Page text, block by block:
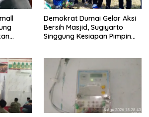
Demokrat Dumai Gelar Aksi
Bersih Masjid, Sugiyarto
Singgung Kesiapan Pimpin